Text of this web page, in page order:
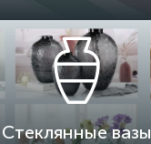
Стеклянные вазы